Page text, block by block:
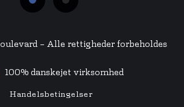
– Alle rettigheder forbeholdes
100% danskejet virksomhed
Handelsbetingelser